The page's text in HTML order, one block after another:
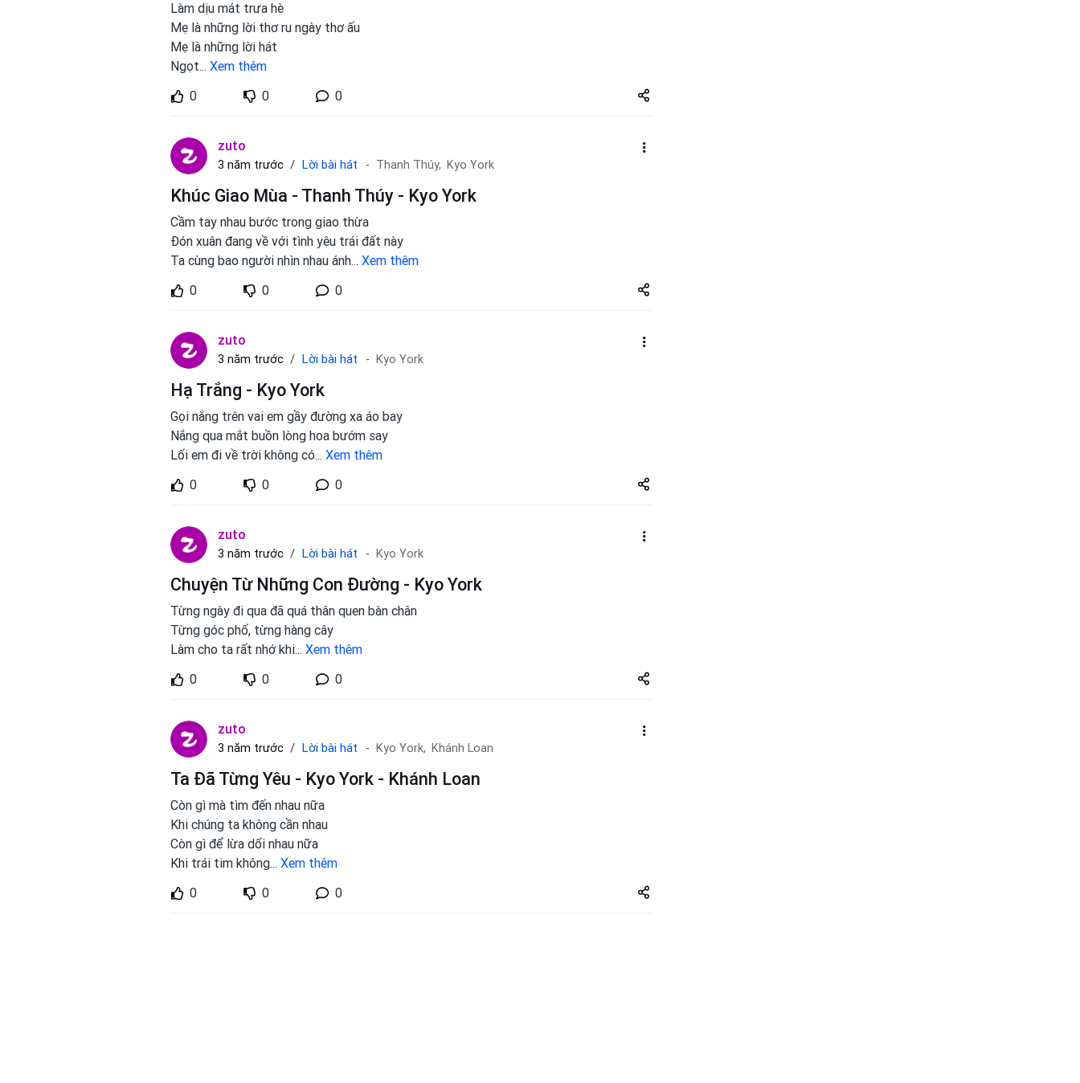
Làm dịu mát trưa hè
Mẹ là những lời thơ ru ngày thơ ấu
Mẹ là những lời hát
Ngọt... Xem thêm
0
0 0
Share
zuto.vn
zuto
3 năm trước Lời bài hát Thanh Thúy, Kyo York
Khúc Giao Mùa - Thanh Thúy - Kyo York
Cầm tay nhau bước trong giao thừa
Đón xuân đang về với tình yêu trái đất này
Ta cùng bao người nhìn nhau ánh... Xem thêm
0
0 0
Share
zuto.vn
zuto
3 năm trước Lời bài hát Kyo York
Hạ Trắng - Kyo York
Gọi nắng trên vai em gầy đường xa áo bay
Nắng qua mắt buồn lòng hoa bướm say
Lối em đi về trời không có... Xem thêm
0
0 0
Share
zuto.vn
zuto
3 năm trước Lời bài hát Kyo York
Chuyện Từ Những Con Đường - Kyo York
Từng ngày đi qua đã quá thân quen bàn chân
Từng góc phố, từng hàng cây
Làm cho ta rất nhớ khi... Xem thêm
0
0 0
Share
zuto.vn
zuto
3 năm trước Lời bài hát Kyo York, Khánh Loan
Ta Đã Từng Yêu - Kyo York - Khánh Loan
Còn gì mà tìm đến nhau nữa
Khi chúng ta không cần nhau
Còn gì để lừa dối nhau nữa
Khi trái tim không... Xem thêm
0
0 0
Share
zuto.vn